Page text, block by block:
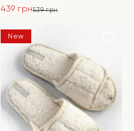
539грн
ціна:
539 грн.
439 грн
ціна:
439 грн.
New